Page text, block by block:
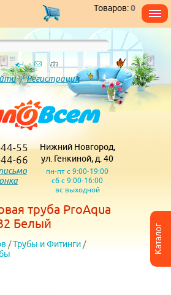
Каталог
Товаров:0
/Регистрация
55
66
Нижний Новгород,
ул. Генкиной, д. 40
пн-пт с 9:00-19:00
сб с 9:00-16:00
вс выходной
труба ProAqua
Белый
/Трубы и Фитинги /